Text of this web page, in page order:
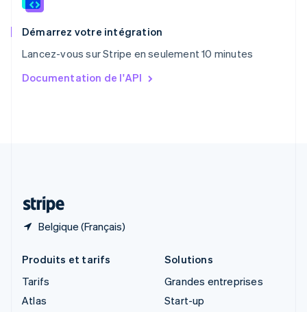
Démarrez votre intégration
Lancez-vous sur Stripe en seulement 10 minutes
Documentation de l'API
Belgique (Français)
Royaume-Uni
English
English简体中文
English
Produits et tarifs
Tarifs
Atlas
Solutions
Grandes entreprises
Start-up